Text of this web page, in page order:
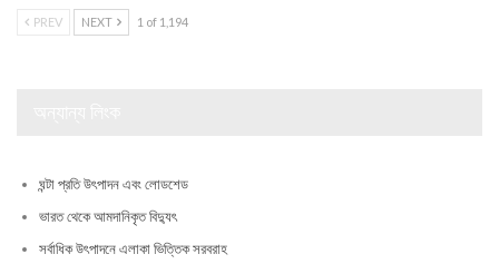
PREV NEXT 1 of 1,194
ঘন্টা প্রতি উৎপাদন এবং লোডশেড
ভারত থেকে আমদানিকৃত বিদ্যুৎ
সর্বাধিক উৎপাদনে এলাকা ভিত্তিক সরবরাহ